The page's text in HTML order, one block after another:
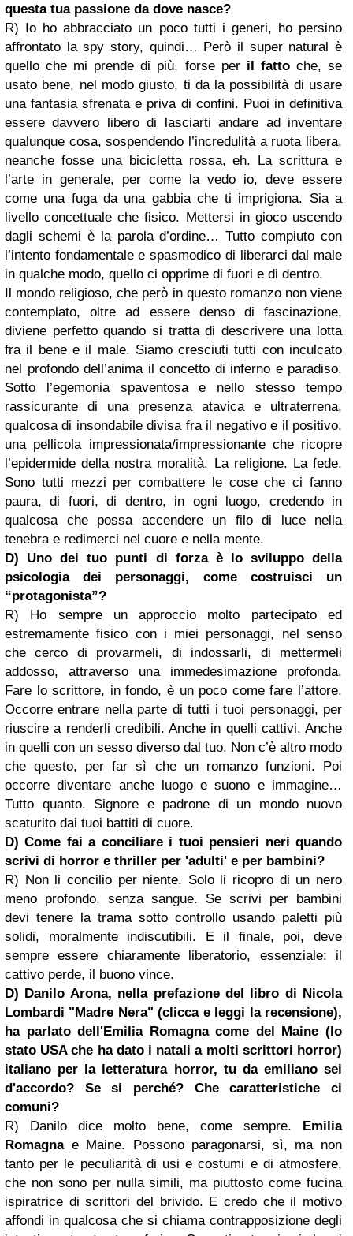
questa tua passione da dove nasce?
R) Io ho abbracciato un poco tutti i generi, ho persino
affrontato la spy story, quindi… Però il super natural è
quello che mi prende di più, forse per il fattoche, se
usato bene, nel modo giusto, ti da la possibilità di usare
una fantasia sfrenata e priva di confini. Puoi in definitiva
essere davvero libero di lasciarti andare ad inventare
qualunque cosa, sospendendo l’incredulità a ruota libera,
neanche fosse una bicicletta rossa, eh. La scrittura e
l’arte in generale, per come la vedo io, deve essere
come una fuga da una gabbia che ti imprigiona. Sia a
livello concettuale che fisico. Mettersi in gioco uscendo
dagli schemi è la parola d’ordine… Tutto compiuto con
l’intento fondamentale e spasmodico di liberarci dal male
in qualche modo, quello ci opprime di fuori e di dentro.
Il mondo religioso, che però in questo romanzo non viene
contemplato, oltre ad essere denso di fascinazione,
diviene perfetto quando si tratta di descrivere una lotta
fra il bene e il male. Siamo cresciuti tutti con inculcato
nel profondo dell’anima il concetto di inferno e paradiso.
Sotto l’egemonia spaventosa e nello stesso tempo
rassicurante di una presenza atavica e ultraterrena,
qualcosa di insondabile divisa fra il negativo e il positivo,
una pellicola impressionata/impressionante che ricopre
l’epidermide della nostra moralità. La religione. La fede.
Sono tutti mezzi per combattere le cose che ci fanno
paura, di fuori, di dentro, in ogni luogo, credendo in
qualcosa che possa accendere un filo di luce nella
tenebra e redimerci nel cuore e nella mente.
D) Uno dei tuo punti di forza è lo sviluppo della
psicologia dei personaggi, come costruisci un
“protagonista”?
R) Ho sempre un approccio molto partecipato ed
estremamente fisico con i miei personaggi, nel senso
che cerco di provarmeli, di indossarli, di mettermeli
addosso, attraverso una immedesimazione profonda.
Fare lo scrittore, in fondo, è un poco come fare l’attore.
Occorre entrare nella parte di tutti i tuoi personaggi, per
riuscire a renderli credibili. Anche in quelli cattivi. Anche
in quelli con un sesso diverso dal tuo. Non c’è altro modo
che questo, per far sì che un romanzo funzioni. Poi
occorre diventare anche luogo e suono e immagine…
Tutto quanto. Signore e padrone di un mondo nuovo
scaturito dai tuoi battiti di cuore.
D) Come fai a conciliare i tuoi pensieri neri quando
scrivi di horror e thriller per 'adulti' e per bambini?
R) Non li concilio per niente. Solo li ricopro di un nero
meno profondo, senza sangue. Se scrivi per bambini
devi tenere la trama sotto controllo usando paletti più
solidi, moralmente indiscutibili. E il finale, poi, deve
sempre essere chiaramente liberatorio, essenziale: il
cattivo perde, il buono vince.
D) Danilo Arona, nella prefazione del libro di Nicola
Lombardi "Madre Nera" (clicca e leggi la recensione),
ha parlato dell'Emilia Romagna come del Maine (lo
stato USA che ha dato i natali a molti scrittori horror)
italiano per la letteratura horror, tu da emiliano sei
d'accordo? Se si perché? Che caratteristiche ci
comuni?
R) Danilo dice molto bene, come sempre. Emilia
Romagnae Maine. Possono paragonarsi, sì, ma non
tanto per le peculiarità di usi e costumi e di atmosfere,
che non sono per nulla simili, ma piuttosto come fucina
ispiratrice di scrittori del brivido. E credo che il motivo
affondi in qualcosa che si chiama contrapposizione degli